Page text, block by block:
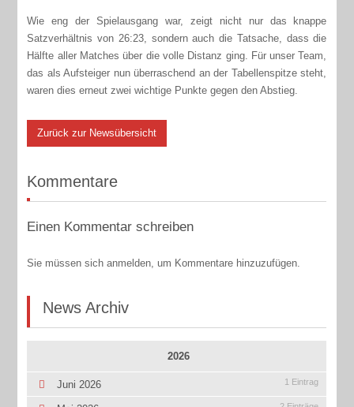
Wie eng der Spielausgang war, zeigt nicht nur das knappe
Satzverhältnis von 26:23, sondern auch die Tatsache, dass die
Hälfte aller Matches über die volle Distanz ging. Für unser Team,
das als Aufsteiger nun überraschend an der Tabellenspitze steht,
waren dies erneut zwei wichtige Punkte gegen den Abstieg.
Zurück zur Newsübersicht
Kommentare
Einen Kommentar schreiben
Sie müssen sich anmelden, um Kommentare hinzuzufügen.
News Archiv
2026
Juni 2026 1 Eintrag